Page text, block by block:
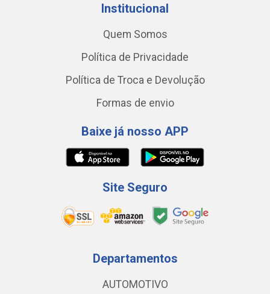
Institucional
Quem Somos
Política de Privacidade
Política de Troca e Devolução
Formas de envio
Baixe já nosso APP
Site Seguro
Departamentos
AUTOMOTIVO